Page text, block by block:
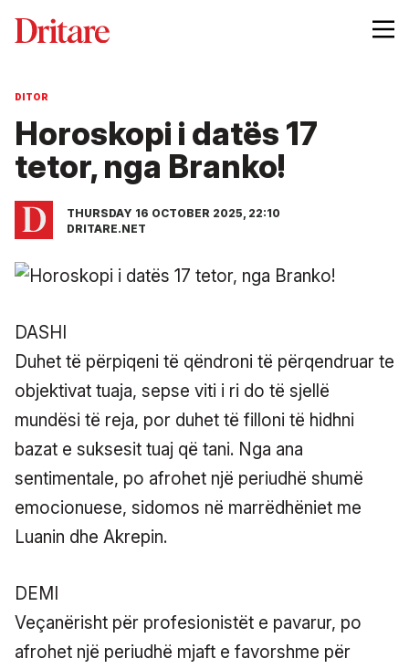
DITOR
Horoskopi i datës 17
tetor, nga Branko!
THURSDAY 16 OCTOBER 2025, 22:10
DRITARE.NET
DASHI
Duhet të përpiqeni të qëndroni të përqendruar te
objektivat tuaja, sepse viti i ri do të sjellë
mundësi të reja, por duhet të filloni të hidhni
bazat e suksesit tuaj që tani. Nga ana
sentimentale, po afrohet një periudhë shumë
emocionuese, sidomos në marrëdhëniet me
Luanin dhe Akrepin.
DEMI
Veçanërisht për profesionistët e pavarur, po
afrohet një periudhë mjaft e favorshme për